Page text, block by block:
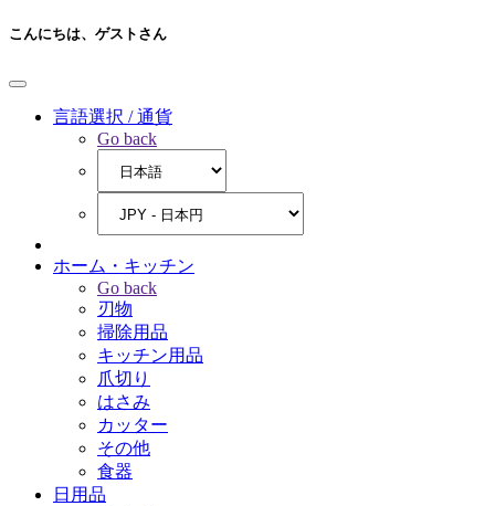
こんにちは、 ゲストさん
言語選択 / 通貨
Go back
ホーム・キッチン
Go back
刃物
掃除用品
キッチン用品
爪切り
はさみ
カッター
その他
食器
日用品